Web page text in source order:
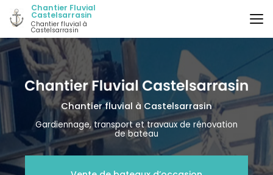
Aller
au
contenu
principal
Chantier Fluvial
Castelsarrasin
Chantier fluvial à
Castelsarrasin
Chantier fluvial à Castelsarrasin
Gardiennage, transport et travaux de rénovation
de bateau